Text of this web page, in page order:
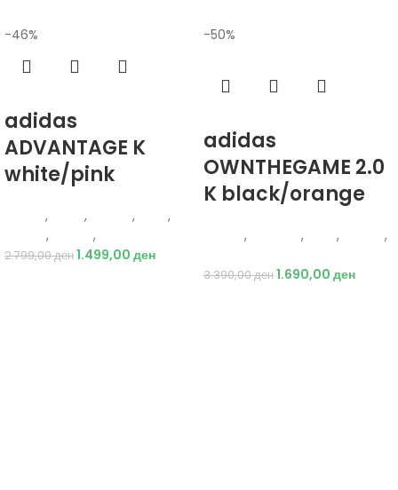
-46%
adidas
ADVANTAGE K
white/pink
, , ,
,
, ,
2.799,00ден1.499,00 ден
-50%
adidas
OWNTHEGAME 2.0
K black/orange
, , ,
,
3.390,00ден1.690,00 ден